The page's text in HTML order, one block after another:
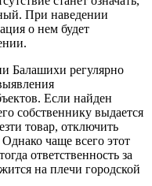
При наведении
о нем будет
Балашихи регулярно
Если найден
собственнику выдается
товар, отключить
чаще всего этот
ответственность за
на плечи городской